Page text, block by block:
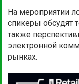
На мероприятии
спикеры обсудят
также
электронной
рынках.